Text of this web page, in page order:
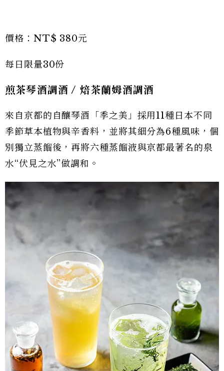
價格：NT$ 380元
每日限量30份
煎茶琴酒調酒 / 焙茶蘭姆酒調酒
來自京都的自釀琴酒「季之美」採用11種日本不同
季節草本植物與辛香料，並將其細分為6種風味，個
別獨立蒸餾後，再將六種蒸餾液與京都最著名的泉
水“伏見之水”做調和。